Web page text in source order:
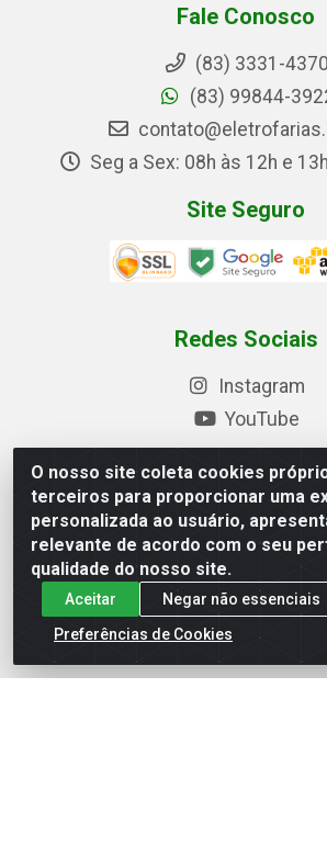
O nosso site coleta cookies
terceiros para proporcionar uma
personalizada ao usuário,
relevante de acordo com o seu
qualidade do nosso site.
Aceitar
Negar não essenciais
Preferências de Cookies
Fale Conosco
(83) 3331-4370
(83) 99844-
Seg a Sex: 08h às 12h e
Site Seguro
Redes Sociais
Instagram
YouTube
Formas de
Baixe nosso